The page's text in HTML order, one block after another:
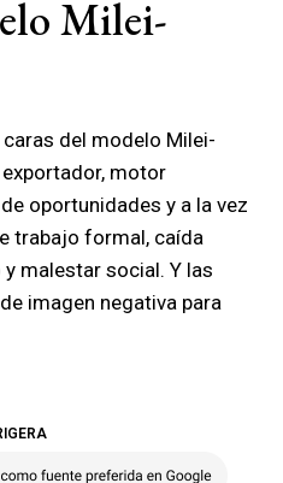
Milei-
del modelo Milei-
motor
oportunidades y a la vez
trabajo formal, caída
malestar social. Y las
imagen negativa para